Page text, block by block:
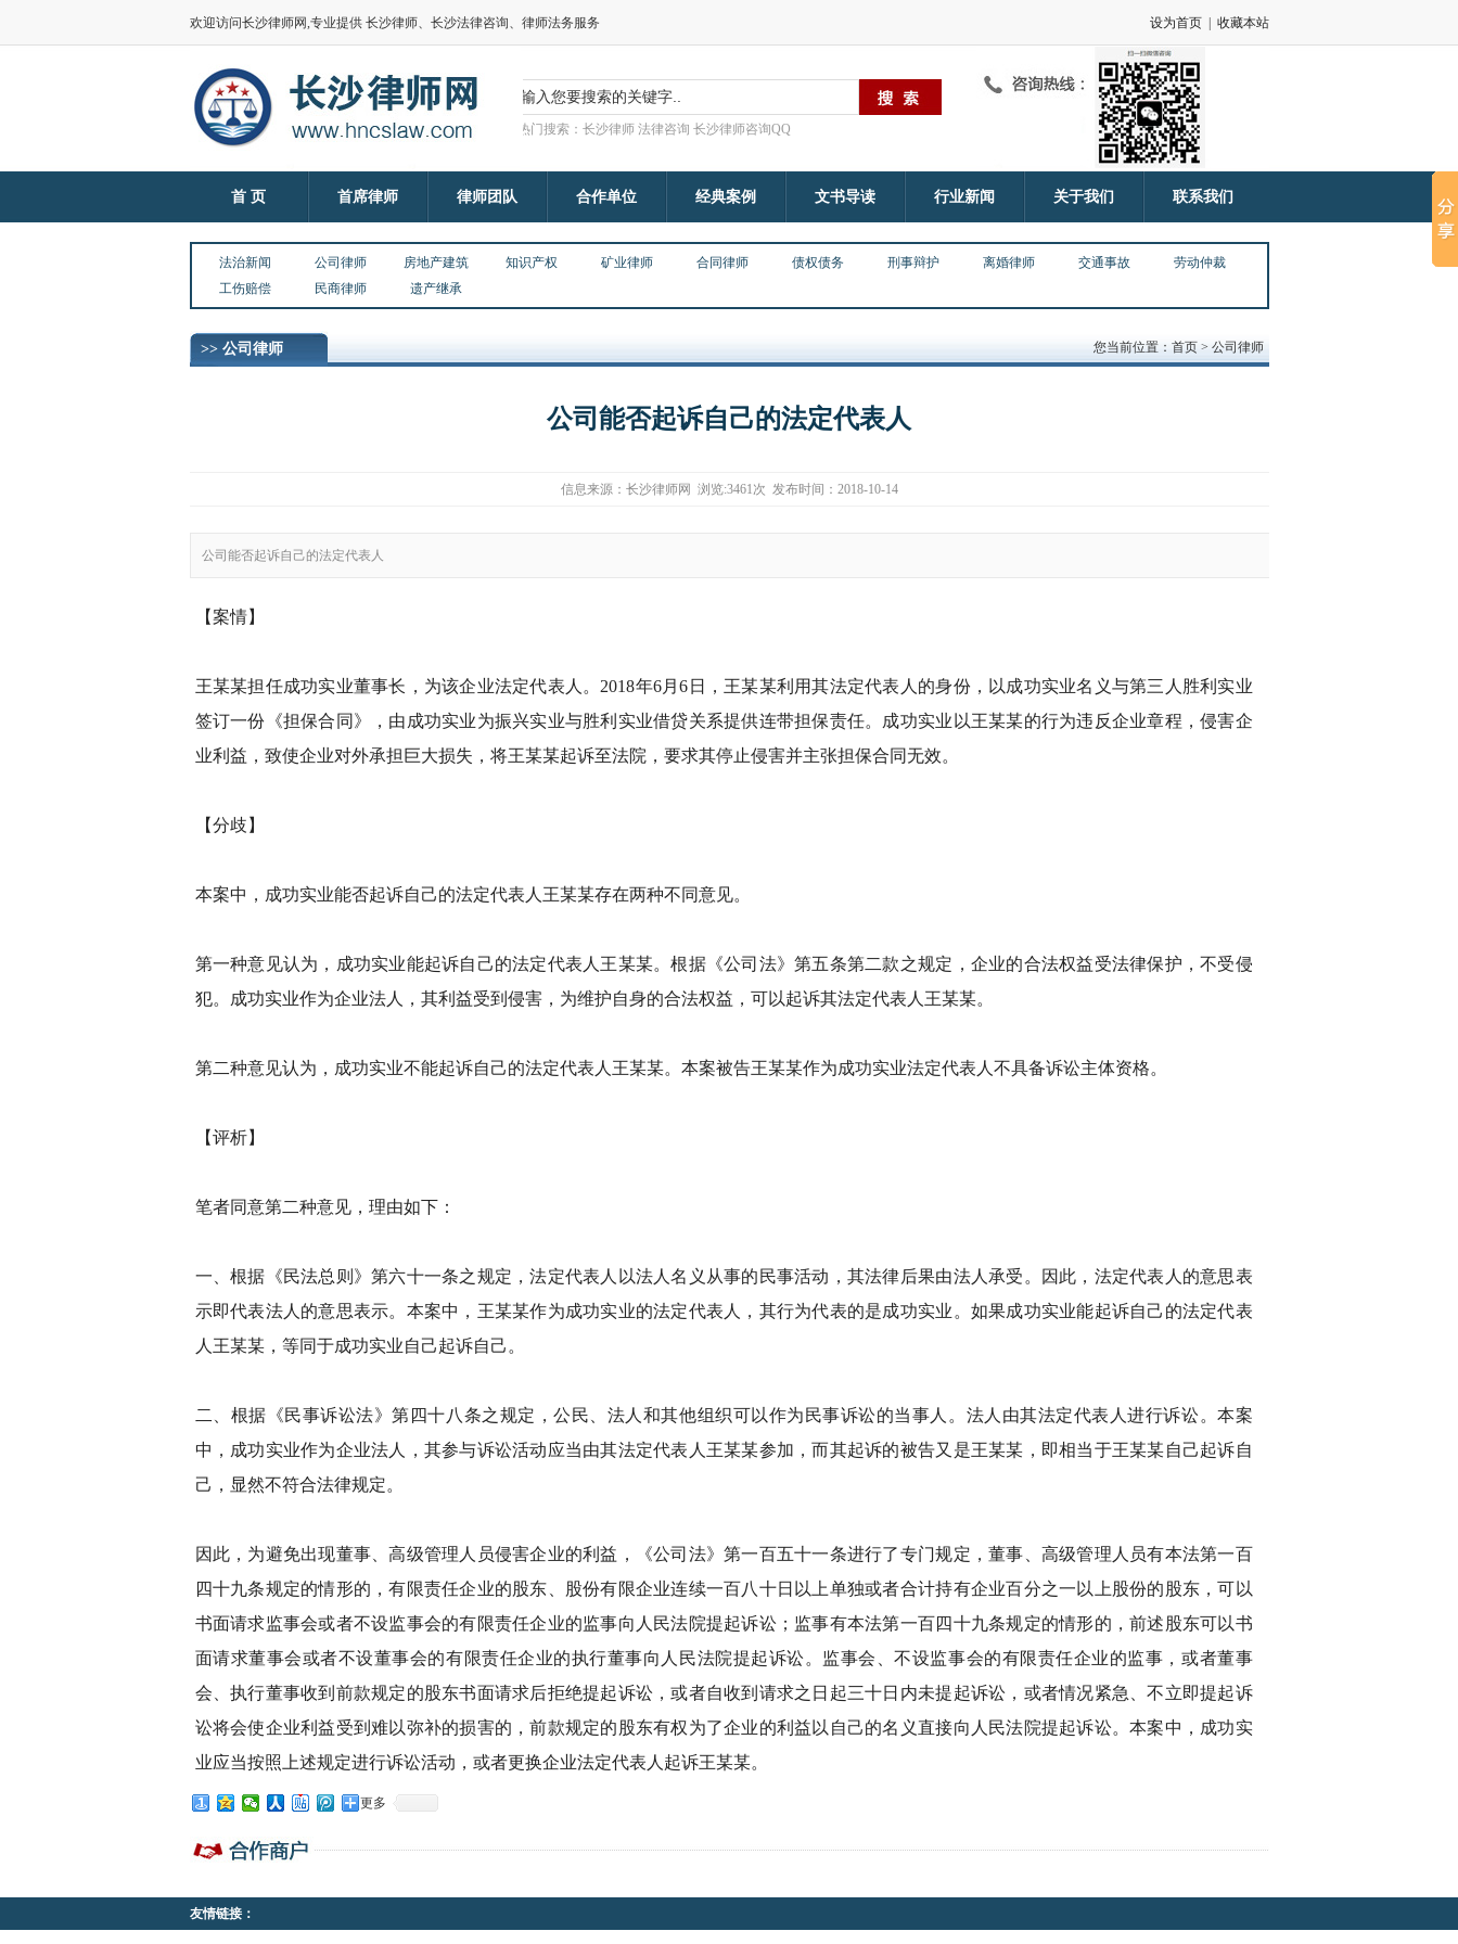
欢迎访问长沙律师网,专业提供 长沙律师、长沙法律咨询、律师法务服务 设为首页| 收藏本站
热门搜索：长沙律师 法律咨询 长沙律师咨询QQ
首 页 首席律师 律师团队 合作单位 经典案例 文书导读 行业新闻 关于我们 联系我们
法治新闻 公司律师 房地产建筑 知识产权 矿业律师 合同律师 债权债务 刑事辩护 离婚律师 交通事故
劳动仲裁
工伤赔偿
民商律师 遗产继承
>> 公司律师 您当前位置：首页 > 公司律师
公司能否起诉自己的法定代表人
信息来源： 长沙律师网 浏览:3461次 发布时间：2018-10-14
公司能否起诉自己的法定代表人
【案情】
王某某担任成功实业董事长，为该企业法定代表人。2018年6月6日，王某某利用其法定代表人的身份，以成功实业名义与第三人胜利实业
签订一份《担保合同》，由成功实业为振兴实业与胜利实业借贷关系提供连带担保责任。成功实业以王某某的行为违反企业章程，侵害企
业利益，致使企业对外承担巨大损失，将王某某起诉至法院，要求其停止侵害并主张担保合同无效。
【分歧】
本案中，成功实业能否起诉自己的法定代表人王某某存在两种不同意见。
第一种意见认为，成功实业能起诉自己的法定代表人王某某。根据《公司法》第五条第二款之规定，企业的合法权益受法律保护，不受侵
犯。成功实业作为企业法人，其利益受到侵害，为维护自身的合法权益，可以起诉其法定代表人王某某。
第二种意见认为，成功实业不能起诉自己的法定代表人王某某。本案被告王某某作为成功实业法定代表人不具备诉讼主体资格。
【评析】
笔者同意第二种意见，理由如下：
一、根据《民法总则》第六十一条之规定，法定代表人以法人名义从事的民事活动，其法律后果由法人承受。因此，法定代表人的意思表
示即代表法人的意思表示。本案中，王某某作为成功实业的法定代表人，其行为代表的是成功实业。如果成功实业能起诉自己的法定代表
人王某某，等同于成功实业自己起诉自己。
二、根据《民事诉讼法》第四十八条之规定，公民、法人和其他组织可以作为民事诉讼的当事人。法人由其法定代表人进行诉讼。本案
中，成功实业作为企业法人，其参与诉讼活动应当由其法定代表人王某某参加，而其起诉的被告又是王某某，即相当于王某某自己起诉自
己，显然不符合法律规定。
因此，为避免出现董事、高级管理人员侵害企业的利益，《公司法》第一百五十一条进行了专门规定，董事、高级管理人员有本法第一百
四十九条规定的情形的，有限责任企业的股东、股份有限企业连续一百八十日以上单独或者合计持有企业百分之一以上股份的股东，可以
书面请求监事会或者不设监事会的有限责任企业的监事向人民法院提起诉讼；监事有本法第一百四十九条规定的情形的，前述股东可以书
面请求董事会或者不设董事会的有限责任企业的执行董事向人民法院提起诉讼。监事会、不设监事会的有限责任企业的监事，或者董事
会、执行董事收到前款规定的股东书面请求后拒绝提起诉讼，或者自收到请求之日起三十日内未提起诉讼，或者情况紧急、不立即提起诉
讼将会使企业利益受到难以弥补的损害的，前款规定的股东有权为了企业的利益以自己的名义直接向人民法院提起诉讼。本案中，成功实
业应当按照上述规定进行诉讼活动，或者更换企业法定代表人起诉王某某。
更多
友情链接：